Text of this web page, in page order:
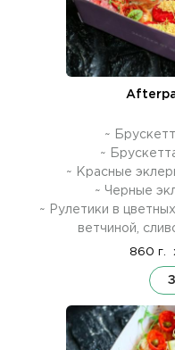
~
~
~ Красные
~ Черные
~ Рулетики в
ветчиной,
860 г.